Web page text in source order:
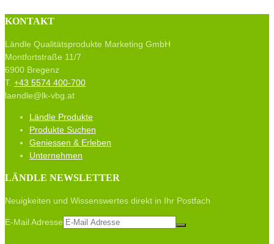
KONTAKT
Ländle Qualitätsprodukte Marketing GmbH
Montfortstraße 11/7
6900 Bregenz
T. +43 5574 400-700
laendle@lk-vbg.at
Ländle Produkte
Produkte Suchen
Geniessen & Erleben
Unternehmen
LÄNDLE NEWSLETTER
Neuigkeiten und Wissenswertes direkt in Ihr Postfach
E-Mail Adresse